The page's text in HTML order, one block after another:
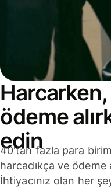
ödeme
edin
40'tan fazla para
harcadıkça ve
İhtiyacınız olan her